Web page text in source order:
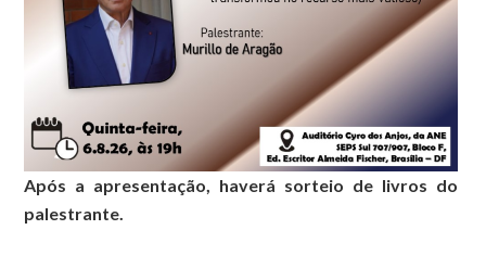
Após a apresentação, haverá sorteio de livros do
palestrante.